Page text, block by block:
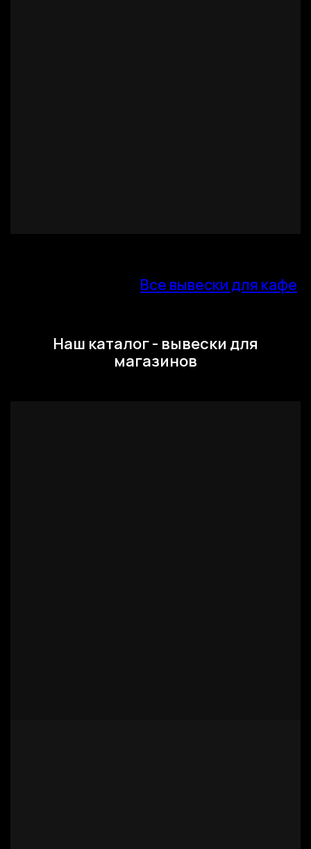
Все вывески для кафе
Наш каталог - вывески для
магазинов